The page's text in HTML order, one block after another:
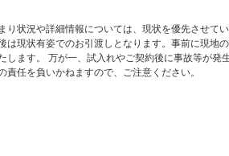
り状況や詳細情報については、現状を優先させてい
は現状有姿でのお引渡しとなります。事前に現地
します。 万が一、試入れやご契約後に事故等が発
責任を負いかねますので、ご注意ください。